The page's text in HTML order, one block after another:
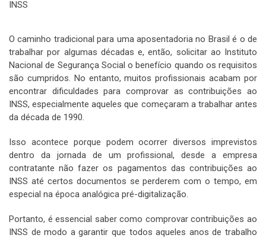
O caminho tradicional para uma aposentadoria no Brasil é o de
trabalhar por algumas décadas e, então, solicitar ao Instituto
Nacional de Segurança Social o benefício quando os requisitos
são cumpridos. No entanto, muitos profissionais acabam por
encontrar dificuldades para comprovar as contribuições ao
INSS, especialmente aqueles que começaram a trabalhar antes
da década de 1990.
Isso acontece porque podem ocorrer diversos imprevistos
dentro da jornada de um profissional, desde a empresa
contratante não fazer os pagamentos das contribuições ao
INSS até certos documentos se perderem com o tempo, em
especial na época analógica pré-digitalização.
Portanto, é essencial saber como comprovar contribuições ao
INSS de modo a garantir que todos aqueles anos de trabalho